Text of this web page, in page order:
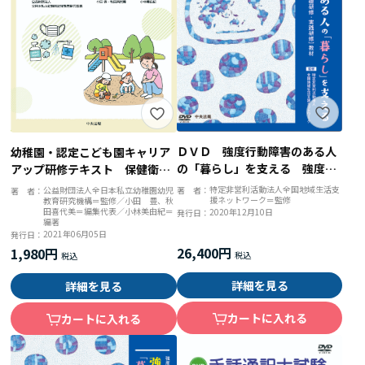
幼稚園・認定こども園キャリア
アップ研修テキスト 保健衛
生・安全対策
著 者：公益財団法人全日本私立幼稚園幼児
教育研究機構＝監修／小田 豊、秋
田喜代美＝編集代表／小林美由紀＝
編著
発行日：2021年06月05日
1,980円
詳細を見る
カートに入れる
ＤＶＤ 強度行動障害のある人
の「暮らし」を支える 強度行
動障害支援者養成研修［基礎研
修・実践研修］教材
著 者： 特定非営利活動法人全国地域生活支
援ネットワーク＝監修
発行日： 2020年12月10日
26,400円
詳細を見る
カートに入れる